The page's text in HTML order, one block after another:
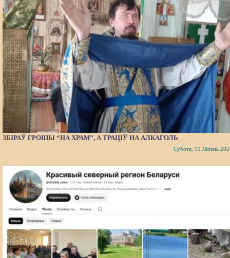
ЗБІРАЎ ГРОШЫ “НА ХРАМ”, А ТРАЦІЎ НА АЛКАГОЛЬ
Субота, 11 Ліпень